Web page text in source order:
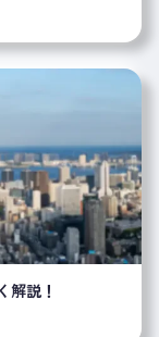
解説！